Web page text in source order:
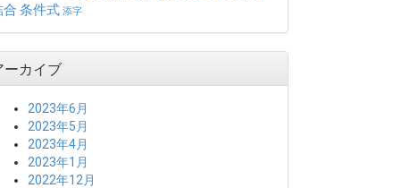
合 条件式 添字
ーカイブ
2023年6月
2023年5月
2023年4月
2023年1月
2022年12月